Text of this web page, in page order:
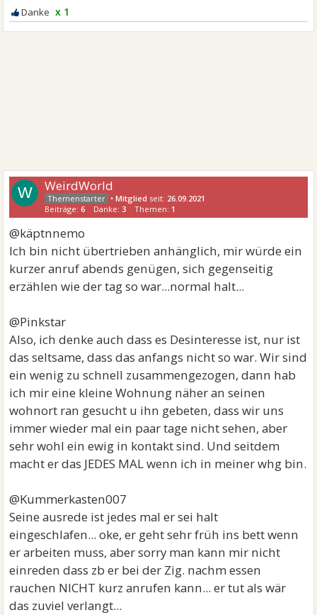
x 1
W WeirdWorld
•Mitglied seit: 26.09.2021
Beiträge:6 Danke:3 Themen: 1
@käptnnemo
Ich bin nicht übertrieben anhänglich, mir würde ein
kurzer anruf abends genügen, sich gegenseitig
erzählen wie der tag so war...normal halt...
@Pinkstar
Also, ich denke auch dass es Desinteresse ist, nur ist
das seltsame, dass das anfangs nicht so war. Wir sind
ein wenig zu schnell zusammengezogen, dann hab
ich mir eine kleine Wohnung näher an seinen
wohnort ran gesucht u ihn gebeten, dass wir uns
immer wieder mal ein paar tage nicht sehen, aber
sehr wohl ein ewig in kontakt sind. Und seitdem
macht er das JEDES MAL wenn ich in meiner whg bin.
@Kummerkasten007
Seine ausrede ist jedes mal er sei halt
eingeschlafen... oke, er geht sehr früh ins bett wenn
er arbeiten muss, aber sorry man kann mir nicht
einreden dass zb er bei der Zig. nachm essen
rauchen NICHT kurz anrufen kann... er tut als wär
das zuviel verlangt...